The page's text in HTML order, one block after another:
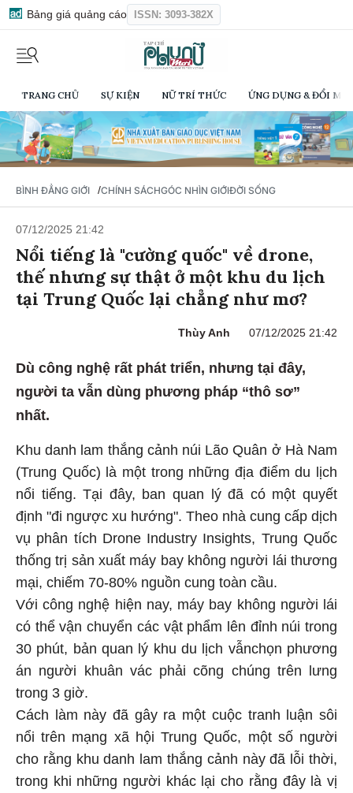
Bảng giá quảng cáo ISSN: 3093-382X
TRANG CHỦ SỰ KIỆN NỮ TRÍ THỨC ỨNG DỤNG & ĐỔI
BÌNH ĐẲNG GIỚI /CHÍNH SÁCHGÓC NHÌN GIỚIĐỜI SỐNG
07/12/2025 21:42
Nổi tiếng là "cường quốc" về drone,
thế nhưng sự thật ở một khu du lịch
tại Trung Quốc lại chẳng như mơ?
Thùy Anh 07/12/2025 21:42
Dù công nghệ rất phát triển, nhưng tại đây,
người ta vẫn dùng phương pháp “thô sơ”
nhất.
Khu danh lam thắng cảnh núi Lão Quân ở Hà Nam
(Trung Quốc) là một trong những địa điểm du lịch
nổi tiếng. Tại đây, ban quan lý đã có một quyết
định "đi ngược xu hướng". Theo nhà cung cấp dịch
vụ phân tích Drone Industry Insights, Trung Quốc
thống trị sản xuất máy bay không người lái thương
mại, chiếm 70-80% nguồn cung toàn cầu.
Với công nghệ hiện nay, máy bay không người lái
có thể vận chuyển các vật phẩm lên đỉnh núi trong
30 phút, bản quan lý khu du lịch vẫnchọn phương
án người khuân vác phải cõng chúng trên lưng
trong 3 giờ.
Cách làm này đã gây ra một cuộc tranh luận sôi
nổi trên mạng xã hội Trung Quốc, một số người
cho rằng khu danh lam thắng cảnh này đã lỗi thời,
trong khi những người khác lại cho rằng đây là vị